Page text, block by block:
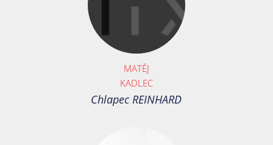
MATĚJ
KADLEC
Chlapec REINHARD